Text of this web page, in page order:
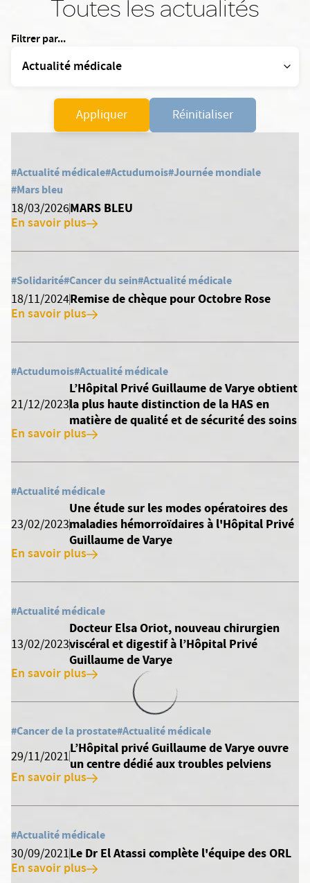
Toutes les actualités
Filtrer par...
Appliquer Réinitialiser
#Actualité médicale#Actudumois#Journée mondiale
#Mars bleu
18/03/2026MARS BLEU
En savoir plus
#Solidarité#Cancer du sein#Actualité médicale
18/11/2024Remise de chèque pour Octobre Rose
En savoir plus
#Actudumois#Actualité médicale
21/12/2023
L’Hôpital Privé Guillaume de Varye obtient
la plus haute distinction de la HAS en
matière de qualité et de sécurité des soins
En savoir plus
#Actualité médicale
23/02/2023
Une étude sur les modes opératoires des
maladies hémorroïdaires à l'Hôpital Privé
Guillaume de Varye
En savoir plus
#Actualité médicale
13/02/2023
Docteur Elsa Oriot, nouveau chirurgien
viscéral et digestif à l’Hôpital Privé
Guillaume de Varye
En savoir plus
#Cancer de la prostate#Actualité médicale
29/11/2021
L’Hôpital privé Guillaume de Varye ouvre
un centre dédié aux troubles pelviens
En savoir plus
#Actualité médicale
30/09/2021Le Dr El Atassi complète l'équipe des ORL
En savoir plus